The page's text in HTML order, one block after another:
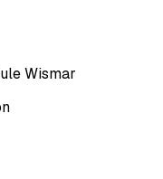
Wismar